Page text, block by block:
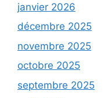
janvier 2026
décembre 2025
novembre 2025
octobre 2025
septembre 2025